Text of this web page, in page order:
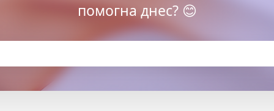
помогна днес? 😊